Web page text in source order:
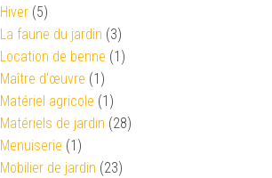
Hiver (5)
La faune du jardin (3)
Location de benne (1)
Maître d'œuvre (1)
Matériel agricole (1)
Matériels de jardin (28)
Menuiserie (1)
Mobilier de jardin (23)